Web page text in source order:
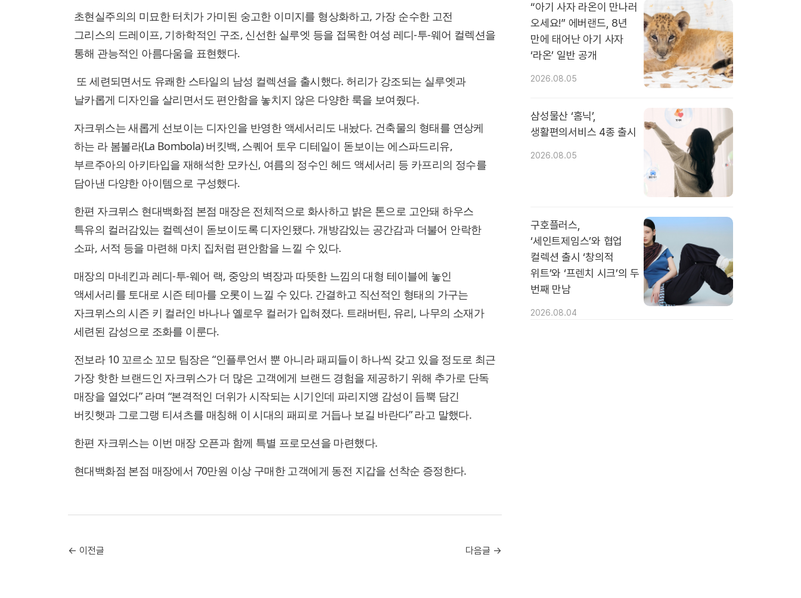
초현실주의의 미묘한 터치가 가미된 숭고한 이미지를 형상화하고, 가장 순수한 고전
그리스의 드레이프, 기하학적인 구조, 신선한 실루엣 등을 접목한 여성 레디-투-웨어 컬렉션을
통해 관능적인 아름다움을 표현했다.
또 세련되면서도 유쾌한 스타일의 남성 컬렉션을 출시했다. 허리가 강조되는 실루엣과
날카롭게 디자인을 살리면서도 편안함을 놓치지 않은 다양한 룩을 보여줬다.
자크뮈스는 새롭게 선보이는 디자인을 반영한 액세서리도 내놨다. 건축물의 형태를 연상케
하는 라 봄볼라(La Bombola) 버킷백, 스퀘어 토우 디테일이 돋보이는 에스파드리유,
부르주아의 아키타입을 재해석한 모카신, 여름의 정수인 헤드 액세서리 등 카프리의 정수를
담아낸 다양한 아이템으로 구성했다.
한편 자크뮈스 현대백화점 본점 매장은 전체적으로 화사하고 밝은 톤으로 고안돼 하우스
특유의 컬러감있는 컬렉션이 돋보이도록 디자인됐다. 개방감있는 공간감과 더불어 안락한
소파, 서적 등을 마련해 마치 집처럼 편안함을 느낄 수 있다.
매장의 마네킨과 레디-투-웨어 랙, 중앙의 벽장과 따뜻한 느낌의 대형 테이블에 놓인
액세서리를 토대로 시즌 테마를 오롯이 느낄 수 있다. 간결하고 직선적인 형태의 가구는
자크뮈스의 시즌 키 컬러인 바나나 옐로우 컬러가 입혀졌다. 트래버틴, 유리, 나무의 소재가
세련된 감성으로 조화를 이룬다.
전보라 10 꼬르소 꼬모 팀장은 “인플루언서 뿐 아니라 패피들이 하나씩 갖고 있을 정도로 최근
가장 핫한 브랜드인 자크뮈스가 더 많은 고객에게 브랜드 경험을 제공하기 위해 추가로 단독
매장을 열었다” 라며 “본격적인 더위가 시작되는 시기인데 파리지앵 감성이 듬뿍 담긴
버킷햇과 그로그랭 티셔츠를 매칭해 이 시대의 패피로 거듭나 보길 바란다” 라고 말했다.
한편 자크뮈스는 이번 매장 오픈과 함께 특별 프로모션을 마련했다.
현대백화점 본점 매장에서 70만원 이상 구매한 고객에게 동전 지갑을 선착순 증정한다.
← 이전글 다음글 →
“아기 사자 라온이 만나러
오세요!” 에버랜드, 8년
만에 태어난 아기 사자
‘라온’ 일반 공개
2026.08.05
삼성물산 ‘홈닉’,
생활편의서비스 4종 출시
2026.08.05
구호플러스,
‘세인트제임스’와 협업
컬렉션 출시 ‘창의적
위트’와 ‘프렌치 시크’의 두
번째 만남
2026.08.04